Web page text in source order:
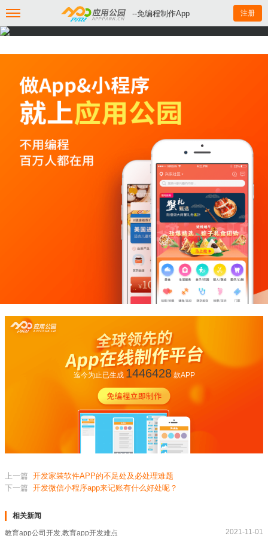
--免编程制作App 注册
迄今为止已生成 1446428款APP
上一篇 开发家装软件APP的不足处及必处理难题
下一篇 开发微信小程序app来记账有什么好处呢？
相关新闻
教育app公司开发,教育app开发难点 2021-11-01